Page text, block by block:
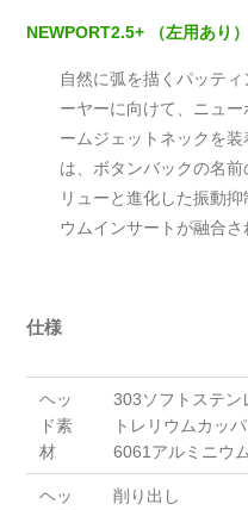
NEWPORT2.5+ （左用あり）
自然に弧を描くパッテ
ーヤーに向けて、ニュ
ームジェットネックを
は、ボタンバックの名
リューと進化した振動
ウムインサートが融合さ
仕様
ヘッ
ド素
材
303ソフトステン
トレリウムカッ
6061アルミニウ
ヘッ
削り出し